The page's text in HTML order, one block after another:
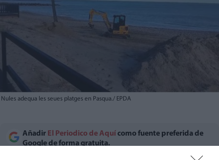
Nules adequa les seues platges en Pasqua./ EPDA
Añadir El Periodico de Aquí como fuente preferida de
Google de forma gratuita.